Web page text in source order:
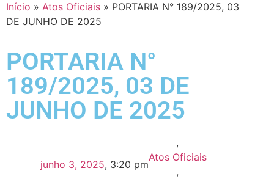
Início » Atos Oficiais » PORTARIA N° 189/2025, 03
DE JUNHO DE 2025
PORTARIA N°
189/2025, 03 DE
JUNHO DE 2025
junho 3, 2025, 3:20 pm
,
Atos Oficiais
,